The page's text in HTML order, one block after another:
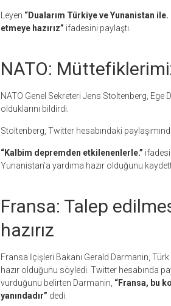
Leyen “Dualarım Türkiye ve Yunanistan
etmeye hazırız” ifadesini paylaştı.
NATO:
NATO Genel Sekreteri Jens Stoltenberg, Ege
olduklarını bildirdi.
Stoltenberg, Twitter hesabındaki
“Kalbim depremden etkilenenlerle.”
Yunanistan’a yardıma hazır olduğunu
Fransa: Talep
hazırız
Fransa İçişleri Bakanı Gerald Darmanin,
hazır olduğunu söyledi. Twitter hesabında
vurduğunu belirten Darmanin, “Fransa, bu
yanındadır” dedi.